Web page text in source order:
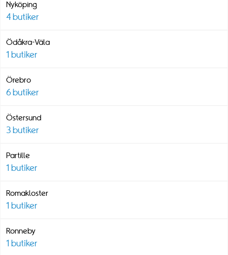
Nyköping
4 butiker
Ödåkra-Väla
1 butiker
Örebro
6 butiker
Östersund
3 butiker
Partille
1 butiker
Romakloster
1 butiker
Ronneby
1 butiker